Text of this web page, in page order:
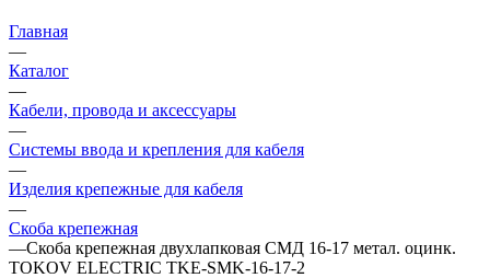
Главная
—
Каталог
—
Кабели, провода и аксессуары
—
Системы ввода и крепления для кабеля
—
Изделия крепежные для кабеля
—
Скоба крепежная
—Скоба крепежная двухлапковая СМД 16-17 метал. оцинк.
TOKOV ELECTRIC TKE-SMK-16-17-2